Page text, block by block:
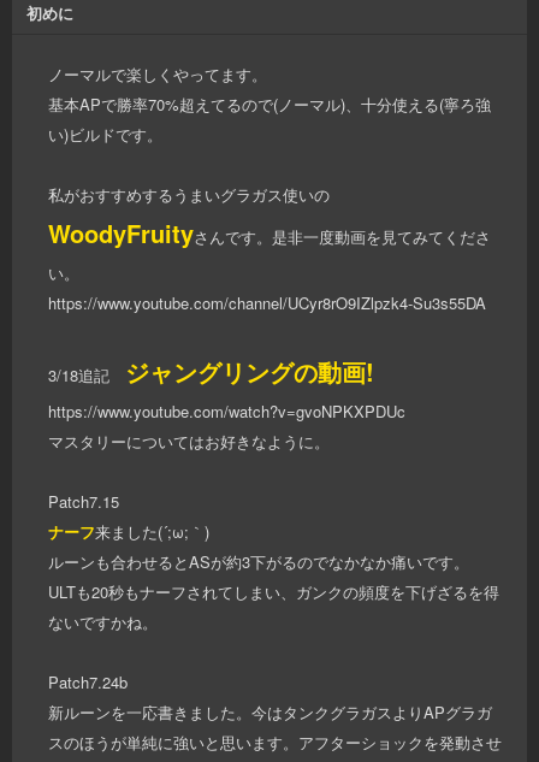
初めに
ノーマルで楽しくやってます。
基本APで勝率70%超えてるので(ノーマル)、十分使える(寧ろ強
い)ビルドです。
私がおすすめするうまいグラガス使いの
WoodyFruityさんです。是非一度動画を見てみてくださ
い。
https://www.youtube.com/channel/UCyr8rO9IZlpzk4-Su3s55DA
3/18追記 ジャングリングの動画!
https://www.youtube.com/watch?v=gvoNPKXPDUc
マスタリーについてはお好きなように。
Patch7.15
ナーフ来ました(´;ω;｀)
ルーンも合わせるとASが約3下がるのでなかなか痛いです。
ULTも20秒もナーフされてしまい、ガンクの頻度を下げざるを得
ないですかね。
Patch7.24b
新ルーンを一応書きました。今はタンクグラガスよりAPグラガ
スのほうが単純に強いと思います。アフターショックを発動させ